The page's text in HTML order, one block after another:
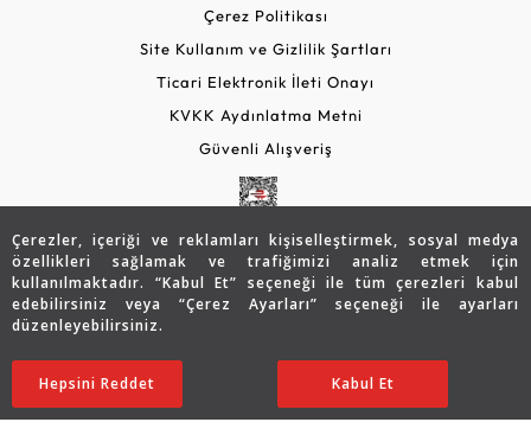
Çerezler, içeriği ve reklamları kişiselleştirmek, sosyal medya
özellikleri sağlamak ve trafiğimizi analiz etmek için
kullanılmaktadır. “Kabul Et” seçeneği ile tüm çerezleri kabul
edebilirsiniz veya “Çerez Ayarları” seçeneği ile ayarları
düzenleyebilirsiniz.
Ayarları Düzenle
Hepsini Reddet Kabul Et
55.012 TL
38.515TL SATIN ALIN
Çerez Politikası
Site Kullanım ve Gizlilik Şartları
Ticari Elektronik İleti Onayı
KVKK Aydınlatma Metni
Güvenli Alışveriş
Copyright © 2026 Assos Pırlanta - Bu sitenin tüm hakları